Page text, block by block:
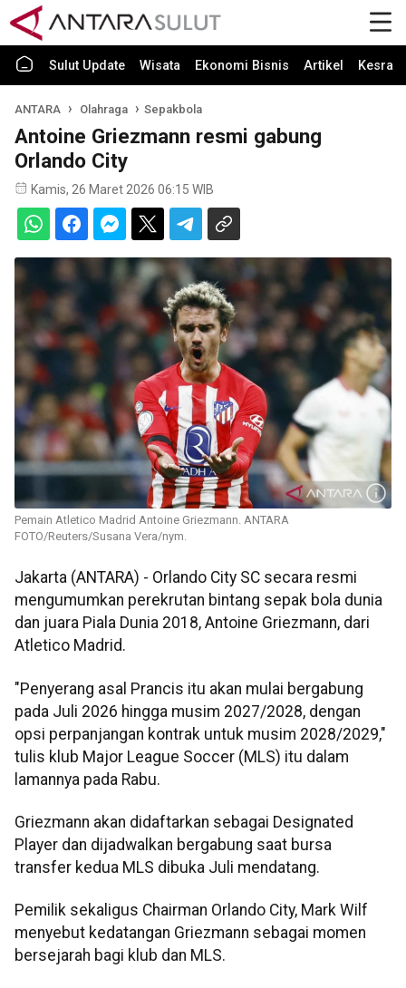
Sulut Update Wisata Ekonomi Bisnis Artikel Kesra
ANTARA Olahraga Sepakbola
Antoine Griezmann resmi gabung
Orlando City
Kamis, 26 Maret 2026 06:15 WIB
Pemain Atletico Madrid Antoine Griezmann. ANTARA
FOTO/Reuters/Susana Vera/nym.
Jakarta (ANTARA) - Orlando City SC secara resmi
mengumumkan perekrutan bintang sepak bola dunia
dan juara Piala Dunia 2018, Antoine Griezmann, dari
Atletico Madrid.
"Penyerang asal Prancis itu akan mulai bergabung
pada Juli 2026 hingga musim 2027/2028, dengan
opsi perpanjangan kontrak untuk musim 2028/2029,"
tulis klub Major League Soccer (MLS) itu dalam
lamannya pada Rabu.
Griezmann akan didaftarkan sebagai Designated
Player dan dijadwalkan bergabung saat bursa
transfer kedua MLS dibuka Juli mendatang.
Pemilik sekaligus Chairman Orlando City, Mark Wilf
menyebut kedatangan Griezmann sebagai momen
bersejarah bagi klub dan MLS.